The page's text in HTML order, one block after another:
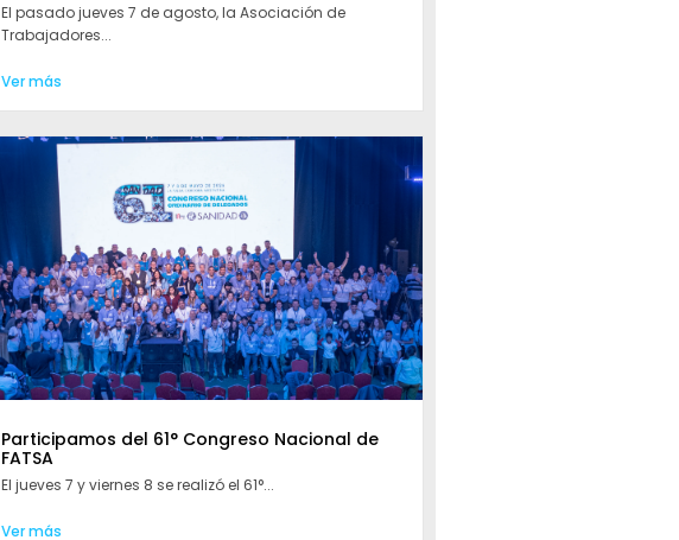
El pasado jueves 7 de agosto, la Asociación de
Trabajadores...
Ver más
Participamos del 61° Congreso Nacional de
FATSA
El jueves 7 y viernes 8 se realizó el 61°...
Ver más